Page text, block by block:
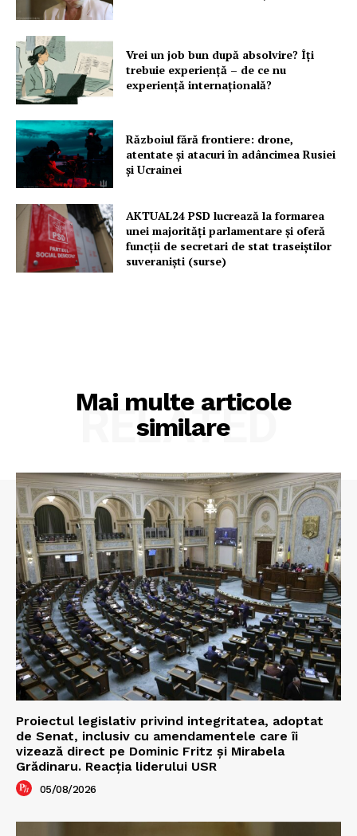
Vrei un job bun după absolvire? Îți
trebuie experiență – de ce nu
experiență internațională?
Războiul fără frontiere: drone,
atentate și atacuri în adâncimea Rusiei
și Ucrainei
AKTUAL24 PSD lucrează la formarea
unei majorităţi parlamentare și oferă
funcții de secretari de stat traseiștilor
suveraniști (surse)
Mai multe articole
similare
RELATED
Proiectul legislativ privind integritatea, adoptat
de Senat, inclusiv cu amendamentele care îi
vizează direct pe Dominic Fritz și Mirabela
Grădinaru. Reacția liderului USR
05/08/2026